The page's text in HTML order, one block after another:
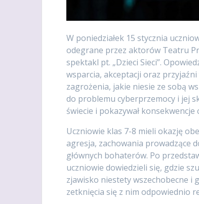
W poniedziałek 15 stycznia
odegrane przez aktorów Teatru
spektakl pt. „Dzieci Sieci”.
wsparcia, akceptacji oraz
zagrożenia, jakie niesie ze sobą
do problemu cyberprzemocy i jej
świecie i pokazywał
Uczniowie klas 7-8 mieli okazję
agresja, zachowania prowadzące
głównych bohaterów. Po
uczniowie dowiedzieli się, gdzie
zjawisko niestety wszechobecne i
zetknięcia się z nim odpowiednio